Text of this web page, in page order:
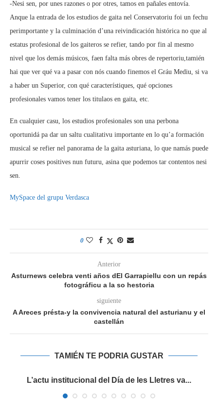
-Nesi sen, por unes razones o por otres, tamos en pañales entovía.
Anque la entrada de los estudios de gaita nel Conservatoriu foi un fechu
perimportante y la culminación d’una reivindicación histórica no que al
estatus profesional de los gaiteros se refier, tando por fin al mesmo
nivel que los demás músicos, faen falta más obres de repertoriu,tamién
hai que ver qué va a pasar con nós cuando finemos el Gráu Mediu, si va
a haber un Superior, con qué característiques, qué opciones
profesionales vamos tener los titulaos en gaita, etc.
En cualquier casu, los estudios profesionales son una perbona
oportunidá pa dar un saltu cualitativu importante en lo qu’a formación
musical se refier nel panorama de la gaita asturiana, lo que namás puede
apurrir coses positives nun futuru, asina que podemos tar contentos nesi
sen.
MySpace del grupu Verdasca
0
Anterior
Asturnews celebra venti años dEl Garrapiellu con un repás
fotográficu a la so hestoria
siguiente
A Areces présta-y la convivencia natural del asturianu y el
castellán
TAMIÉN TE PODRIA GUSTAR
L’actu institucional del Día de les Lletres va...